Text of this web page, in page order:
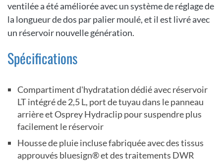
ventilée a été améliorée avec un système de réglage de
la longueur de dos par palier moulé, et il est livré avec
un réservoir nouvelle génération.
Spécifications
Compartiment d'hydratation dédié avec réservoir
LT intégré de 2,5 L, port de tuyau dans le panneau
arrière et Osprey Hydraclip pour suspendre plus
facilement le réservoir
Housse de pluie incluse fabriquée avec des tissus
approuvés bluesign® et des traitements DWR